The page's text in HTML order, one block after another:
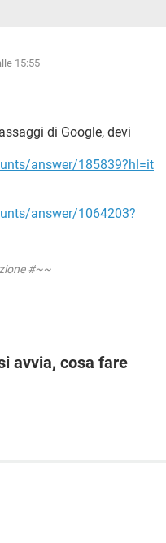
15:55
di Google, devi
answer/185839?hl=it
answer/1064203?
#~~
avvia, cosa fare